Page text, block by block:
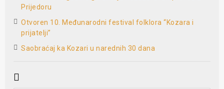
Prijedoru
Otvoren 10. Međunarodni festival folklora “Kozara i
prijatelji”
Saobraćaj ka Kozari u narednih 30 dana